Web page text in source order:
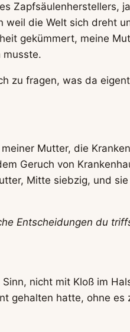
Zapfsäulenherstellers,
die Welt sich dreht
gekümmert, meine
musste.
zu fragen, was da
Mutter, die
Geruch von
Mitte siebzig, und
Entscheidungen du
nicht mit Kloß im
gehalten hatte, ohne es